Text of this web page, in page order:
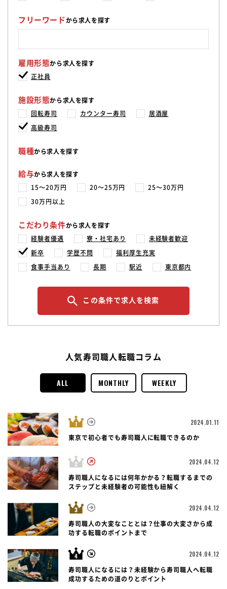
フリーワードから求人を探す
雇用形態から求人を探す
正社員
施設形態から求人を探す
回転寿司 カウンター寿司 居酒屋
高級寿司
職種から求人を探す
給与から求人を探す
15〜20万円 20〜25万円 25〜30万円
30万円以上
こだわり条件から求人を探す
経験者優遇 寮・社宅あり 未経験者歓迎
新卒 学歴不問 福利厚生充実
食事手当あり 長期 駅近 東京都内
この条件で求人を検索
人気寿司職人転職コラム
ALL MONTHLY WEEKLY
2024.01.11
東京で初心者でも寿司職人に転職できるのか
2024.04.12
寿司職人になるには何年かかる？転職するまでの
ステップと未経験者の可能性も紐解く
2024.04.12
寿司職人の大変なこととは？仕事の大変さから成
功する転職のポイントまで
2024.04.12
寿司職人になるには？未経験から寿司職人へ転職
成功するための道のりとポイント